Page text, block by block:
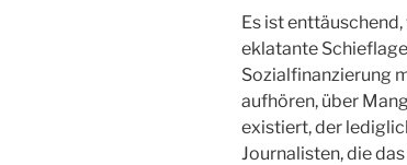
Es ist
eklatante
Sozialfinanzierung
aufhören, über
existiert, der
Journalisten, die